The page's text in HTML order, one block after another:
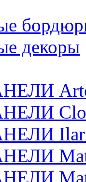
декоры